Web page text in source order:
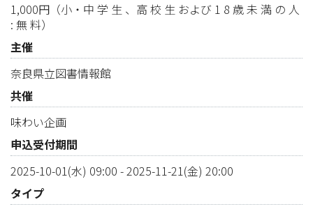
1,000円（小・中 学 生 、高 校 生 および 1 8 歳 未 満 の 人
: 無 料）
主催
奈良県立図書情報館
共催
味わい企画
申込受付期間
2025-10-01(水) 09:00 -2025-11-21(金) 20:00
タイプ